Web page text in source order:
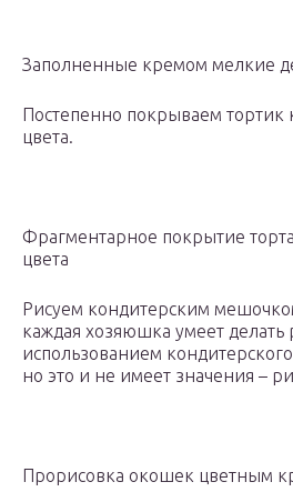
Заполненные кремом мелкие
Постепенно покрываем
цвета.
Фрагментарное покрытие
цвета
Рисуем кондитерским
каждая хозяюшка умеет делать
использованием
но это и не имеет значения –
Прорисовка окошек цветным